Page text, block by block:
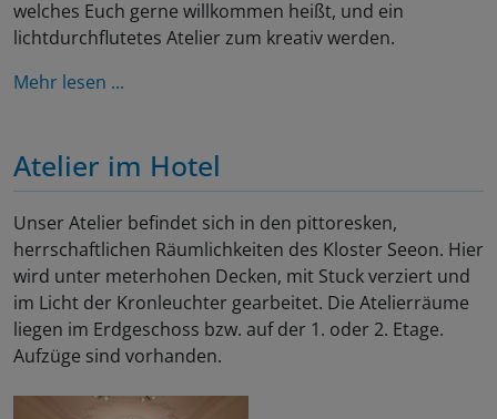
welches Euch gerne willkommen heißt, und ein
lichtdurchflutetes Atelier zum kreativ werden.
Mehr lesen ...
Atelier im Hotel
Unser Atelier befindet sich in den pittoresken,
herrschaftlichen Räumlichkeiten des Kloster Seeon. Hier
wird unter meterhohen Decken, mit Stuck verziert und
im Licht der Kronleuchter gearbeitet. Die Atelierräume
liegen im Erdgeschoss bzw. auf der 1. oder 2. Etage.
Aufzüge sind vorhanden.